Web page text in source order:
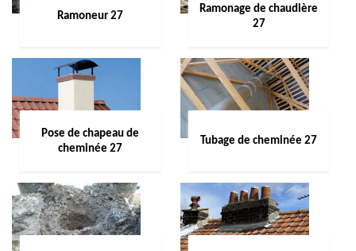
Ramoneur 27
Ramonage de chaudière
27
Pose de chapeau de
cheminée 27
Tubage de cheminée 27